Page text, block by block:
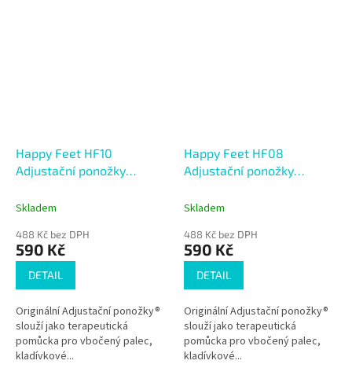
Happy Feet HF10
Adjustační ponožky
Skladem
488 Kč bez DPH
590 Kč
DETAIL
Originální Adjustační ponožky®
slouží jako terapeutická
pomůcka pro vbočený palec,
kladívkové...
Happy Feet HF08
Adjustační ponožky
Skladem
488 Kč bez DPH
590 Kč
DETAIL
Originální Adjustační ponožky®
slouží jako terapeutická
pomůcka pro vbočený palec,
kladívkové...